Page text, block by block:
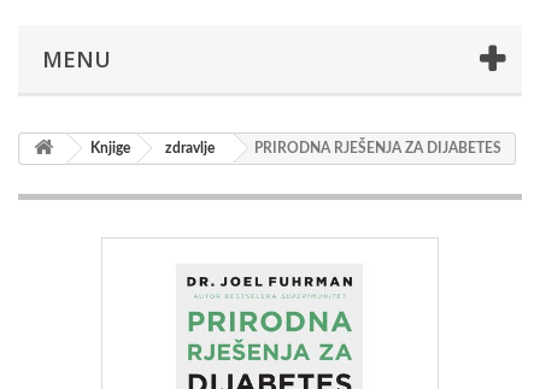
MENU
Knjige zdravlje PRIRODNA RJEŠENJA ZA DIJABETES